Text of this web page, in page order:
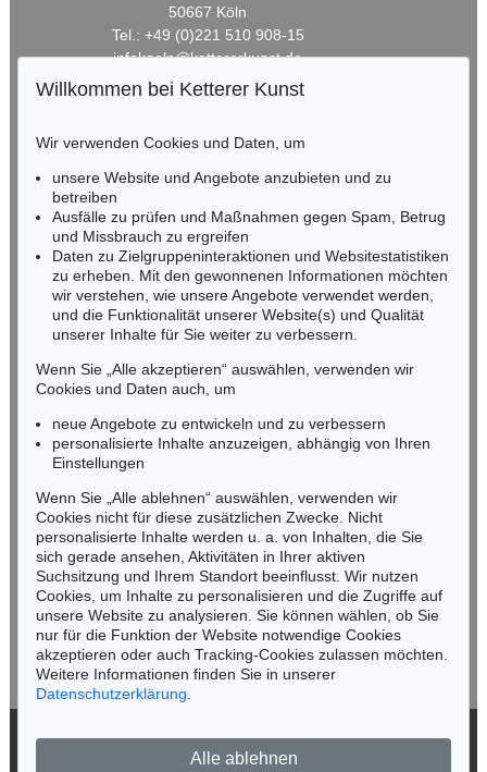
50667 Köln
Tel.: +49 (0)221 510 908-15
infokoeln@kettererkunst.de
HESSEN
Miriam Heß
Tel.: +49 (0)62 21 58 80-038
Fax: +49 (0)62 21 58 80-595
infoheidelberg@kettererkunst.de
NORDDEUTSCHLAND
Nico Kassel, M.A.
Mobil: +49 (0)171 8618661
n.kassel@kettererkunst.de
Keine Auktion mehr verpassen!
Wir informieren Sie rechtzeitig.
Jetzt zum Newsletter anmelden >
Willkommen bei Ketterer Kunst
Wir verwenden Cookies und Daten, um
unsere Website und Angebote anzubieten und zu
betreiben
Ausfälle zu prüfen und Maßnahmen gegen Spam, Betrug
und Missbrauch zu ergreifen
Daten zu Zielgruppeninteraktionen und Websitestatistiken
zu erheben. Mit den gewonnenen Informationen möchten
wir verstehen, wie unsere Angebote verwendet werden,
und die Funktionalität unserer Website(s) und Qualität
unserer Inhalte für Sie weiter zu verbessern.
Wenn Sie „Alle akzeptieren“ auswählen, verwenden wir
Cookies und Daten auch, um
neue Angebote zu entwickeln und zu verbessern
personalisierte Inhalte anzuzeigen, abhängig von Ihren
Einstellungen
Wenn Sie „Alle ablehnen“ auswählen, verwenden wir
Cookies nicht für diese zusätzlichen Zwecke. Nicht
personalisierte Inhalte werden u. a. von Inhalten, die Sie
sich gerade ansehen, Aktivitäten in Ihrer aktiven
Suchsitzung und Ihrem Standort beeinflusst. Wir nutzen
Cookies, um Inhalte zu personalisieren und die Zugriffe auf
unsere Website zu analysieren. Sie können wählen, ob Sie
nur für die Funktion der Website notwendige Cookies
akzeptieren oder auch Tracking-Cookies zulassen möchten.
Weitere Informationen finden Sie in unserer
Datenschutzerklärung
Alle ablehnen